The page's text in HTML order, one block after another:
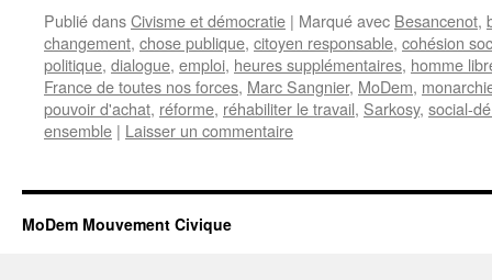
Publié dansCivisme et démocratie | Marqué avec Besancenot,
changement, chose publique, citoyen responsable, cohésion
politique, dialogue, emploi, heures supplémentaires, homme
France de toutes nos forces, Marc Sangnier, MoDem,
pouvoir d'achat, réforme, réhabiliter le travail, Sarkosy, social-
ensemble | Laisser un commentaire
MoDem Mouvement Civique